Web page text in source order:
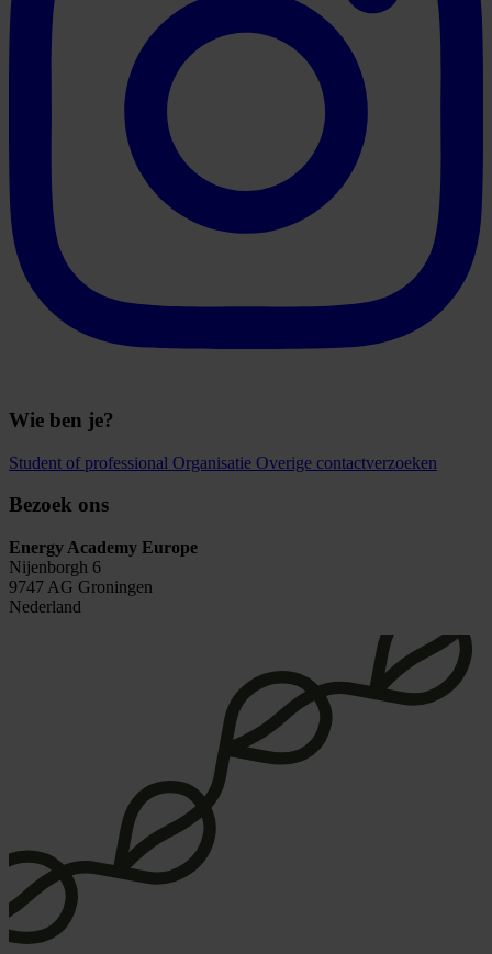
Wie ben je?
Student of professional Organisatie Overige contactverzoeken
Bezoek ons
Energy Academy Europe
Nijenborgh 6
9747 AG Groningen
Nederland